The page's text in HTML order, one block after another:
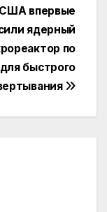
США впервые
ядерный
по
быстрого